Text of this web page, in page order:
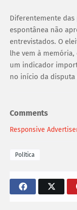
Diferentemente
espontânea não
entrevistados. O
lhe vem à
um indicador
no início da disputa
Comments
Responsive
Política